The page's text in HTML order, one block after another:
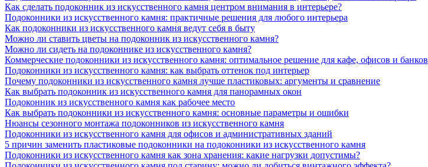
Как сделать подоконник из искусственного камня центром внимания в интерьере?
Подоконники из искусственного камня: практичные решения для любого интерьера
Как подоконники из искусственного камня ведут себя в быту
Можно ли ставить цветы на подоконник из искусственного камня?
Можно ли сидеть на подоконнике из искусственного камня?
Коммерческие подоконники из искусственного камня: оптимальное решение для кафе, офисов и банков
Подоконники из искусственного камня: как выбрать оттенок под интерьер
Почему подоконники из искусственного камня лучше пластиковых: аргументы и сравнение
Как выбрать подоконник из искусственного камня для панорамных окон
Подоконник из искусственного камня как рабочее место
Как выбрать подоконники из искусственного камня: основные параметры и ошибки
Нюансы сезонного монтажа подоконников из искусственного камня
Подоконники из искусственного камня для офисов и административных зданий
5 причин заменить пластиковые подоконники на подоконники из искусственного камня
Подоконники из искусственного камня как зона хранения: какие нагрузки допустимы?